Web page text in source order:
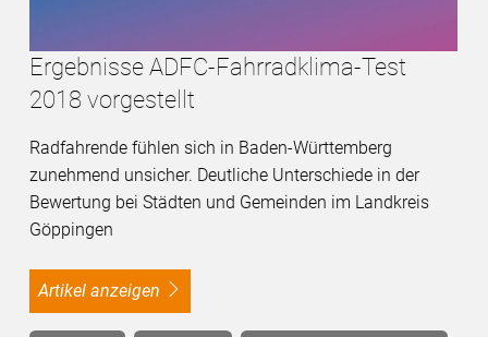
Ergebnisse ADFC-Fahrradklima-Test
2018 vorgestellt
Radfahrende fühlen sich in Baden-Württemberg
zunehmend unsicher. Deutliche Unterschiede in der
Bewertung bei Städten und Gemeinden im Landkreis
Göppingen
Artikel anzeigen